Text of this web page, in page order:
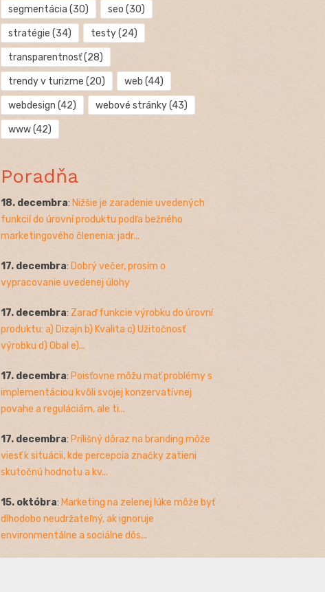
segmentácia (30) seo (30)
stratégie (34) testy(24)
transparentnosť(28)
trendy v turizme (20) web (44)
webdesign (42) webové stránky(43)
www(42)
Poradňa
18. decembra: Nižšie je zaradenie uvedených
funkcií do úrovní produktu podľa bežného
marketingového členenia: jadr...
17. decembra: Dobrý večer, prosím o
vypracovanie uvedenej úlohy
17. decembra: Zaraď funkcie výrobku do úrovní
produktu: a) Dizajn b) Kvalita c) Užitočnosť
výrobku d) Obal e)...
17. decembra: Poisťovne môžu mať problémy s
implementáciou kvôli svojej konzervatívnej
povahe a reguláciám, ale ti...
17. decembra: Prílišný dôraz na branding môže
viesť k situácii, kde percepcia značky zatieni
skutočnú hodnotu a kv...
15. októbra: Marketing na zelenej lúke môže byť
dlhodobo neudržateľný, ak ignoruje
environmentálne a sociálne dôs...